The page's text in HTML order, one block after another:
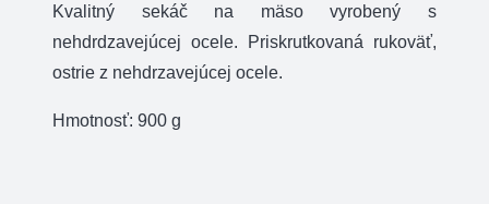
Kvalitný sekáč na mäso vyrobený s
nehdrdzavejúcej ocele. Priskrutkovaná rukoväť,
ostrie z nehdrzavejúcej ocele.
Hmotnosť: 900 g